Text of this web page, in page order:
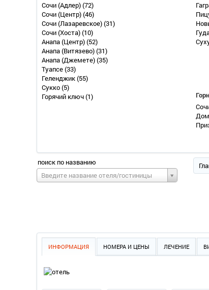
Сочи (Адлер)(72)
Сочи (Центр)(46)
Сочи (Лазаревское)(31)
Сочи (Хоста)(10)
Анапа (Центр)(52)
Анапа (Витязево)(31)
Анапа (Джемете)(35)
Туапсе(33)
Геленджик(55)
Сукко(5)
Горячий ключ(1)
поиск по названию
Введите название отеля/гостиницы
ИНФОРМАЦИЯ НОМЕРА И ЦЕНЫ ЛЕЧЕНИЕ